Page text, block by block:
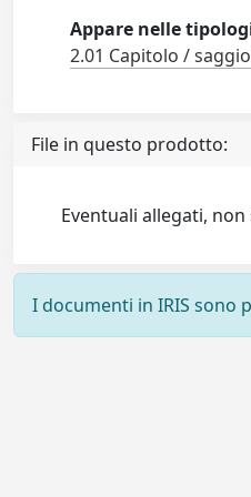
Appare nelle
2.01 Capitolo /
File in questo prodotto:
Eventuali allegati,
I documenti in IRIS sono